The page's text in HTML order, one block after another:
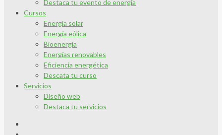
Destaca tu evento de energía
Cursos
Energía solar
Energía eólica
Bioenergía
Energías renovables
Eficiencia energética
Descata tu curso
Servicios
Diseño web
Destaca tu servicios